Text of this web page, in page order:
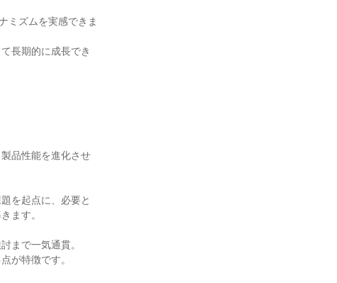
ミズムを実感できま
長期的に成長でき
品性能を進化させ
を起点に、必要と
ます。
まで一気通貫。
が特徴です。